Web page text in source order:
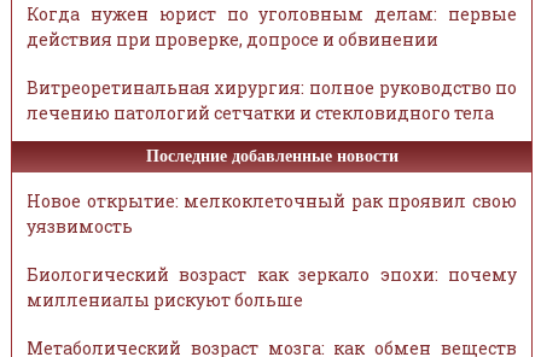
Когда нужен юрист по уголовным делам: первые
действия при проверке, допросе и обвинении
Витреоретинальная хирургия: полное руководство по
лечению патологий сетчатки и стекловидного тела
Последние добавленные новости
Новое открытие: мелкоклеточный рак проявил свою
уязвимость
Биологический возраст как зеркало эпохи: почему
миллениалы рискуют больше
Метаболический возраст мозга: как обмен веществ